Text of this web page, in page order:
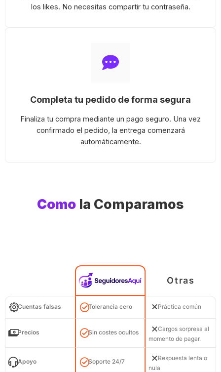
los likes. No necesitas compartir tu contraseña.
Completa tu pedido de forma segura
Finaliza tu compra mediante un pago seguro. Una vez
confirmado el pedido, la entrega comenzará
automáticamente.
Como la Comparamos
Otras
Cuentas falsas Tolerancia cero Práctica común
Precios Sin costes ocultos
Cargos sorpresa al
momento de pagar.
Apoyo Soporte 24/7
Respuesta lenta o
nula